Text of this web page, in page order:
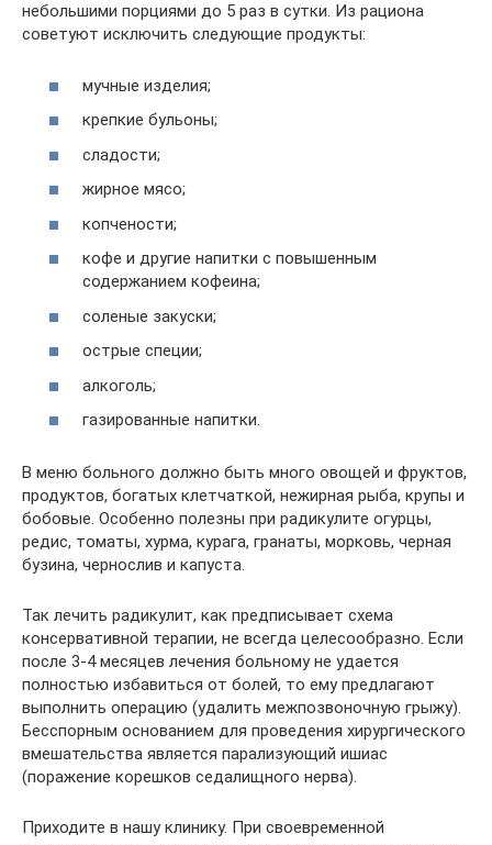
небольшими порциями до 5 раз в сутки. Из рациона
советуют исключить следующие продукты:
мучные изделия;
крепкие бульоны;
сладости;
жирное мясо;
копчености;
кофе и другие напитки с повышенным
содержанием кофеина;
соленые закуски;
острые специи;
алкоголь;
газированные напитки.
В меню больного должно быть много овощей и фруктов,
продуктов, богатых клетчаткой, нежирная рыба, крупы и
бобовые. Особенно полезны при радикулите огурцы,
редис, томаты, хурма, курага, гранаты, морковь, черная
бузина, чернослив и капуста.
Так лечить радикулит, как предписывает схема
консервативной терапии, не всегда целесообразно. Если
после 3-4 месяцев лечения больному не удается
полностью избавиться от болей, то ему предлагают
выполнить операцию (удалить межпозвоночную грыжу).
Бесспорным основанием для проведения хирургического
вмешательства является парализующий ишиас
(поражение корешков седалищного нерва).
Приходите в нашу клинику. При своевременной